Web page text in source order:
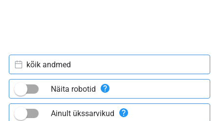
kõik andmed
Näita robotid
Ainult ükssarvikud